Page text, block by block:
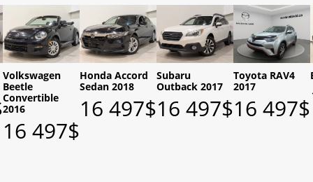
Volkswagen
Beetle
Convertible
2016
16 497$
Honda Accord
Sedan 2018
16 497$
Subaru
Outback 2017
16 497$
Toyota RAV4
2017
16 497$